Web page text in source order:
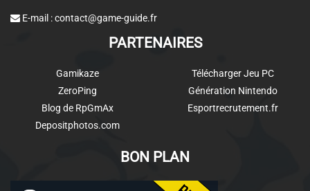
E-mail :contact@game-guide.fr
PARTENAIRES
Gamikaze
ZeroPing
Blog de RpGmAx
Depositphotos.com
Télécharger Jeu PC
Génération Nintendo
Esportrecrutement.fr
BON PLAN